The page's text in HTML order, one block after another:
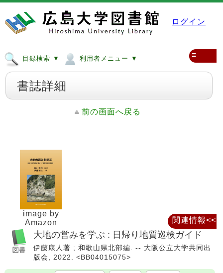
ログイン
目録検索 ▼ 利用者メニュー ▼ ≡
書誌詳細
前の画面へ戻る
image by
Amazon
大地の営みを学ぶ : 日帰り地質巡検ガイド
伊藤康人著 ; 和歌山県北部編. -- 大阪公立大学共同出
版会, 2022. <BB04015075>
関連情報<<